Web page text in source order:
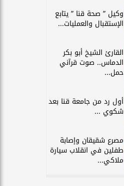
وكيل ” صحة قنا ” يتابع
الإستقبال والعمليات...
القارئ الشيخ أبو بكر
الدماس.. صوت قرآني
حمل...
أول رد من جامعة قنا بعد
شكوي ...
مصرع شقيقان وإصابة
طفلين في انقلاب سيارة
ملاكي...